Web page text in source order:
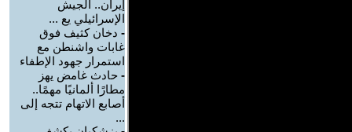
إيران.. الجيش
الإسرائيلي يع ...
- دخان كثيف فوق
غابات واشنطن مع
استمرار جهود الإطفاء
- حادث غامض يهز
مطارًا ألمانيًا مهمًا..
أصابع الاتهام تتجه إلى
...